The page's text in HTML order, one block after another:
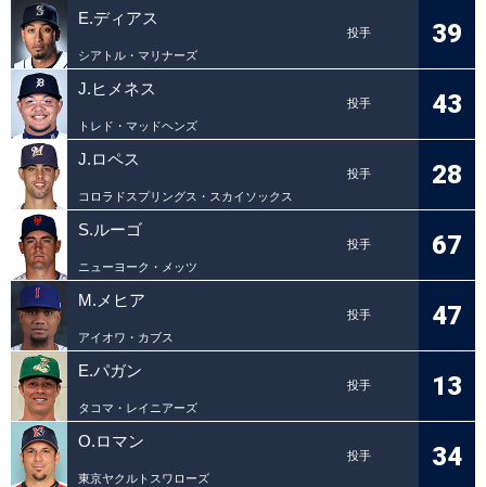
E.ディアス
投手
シアトル・マリナーズ
39
J.ヒメネス
投手
トレド・マッドヘンズ
43
J.ロペス
投手
コロラドスプリングス・スカイソックス
28
S.ルーゴ
投手
ニューヨーク・メッツ
67
M.メヒア
投手
アイオワ・カブス
47
E.パガン
投手
タコマ・レイニアーズ
13
O.ロマン
投手
東京ヤクルトスワローズ
34